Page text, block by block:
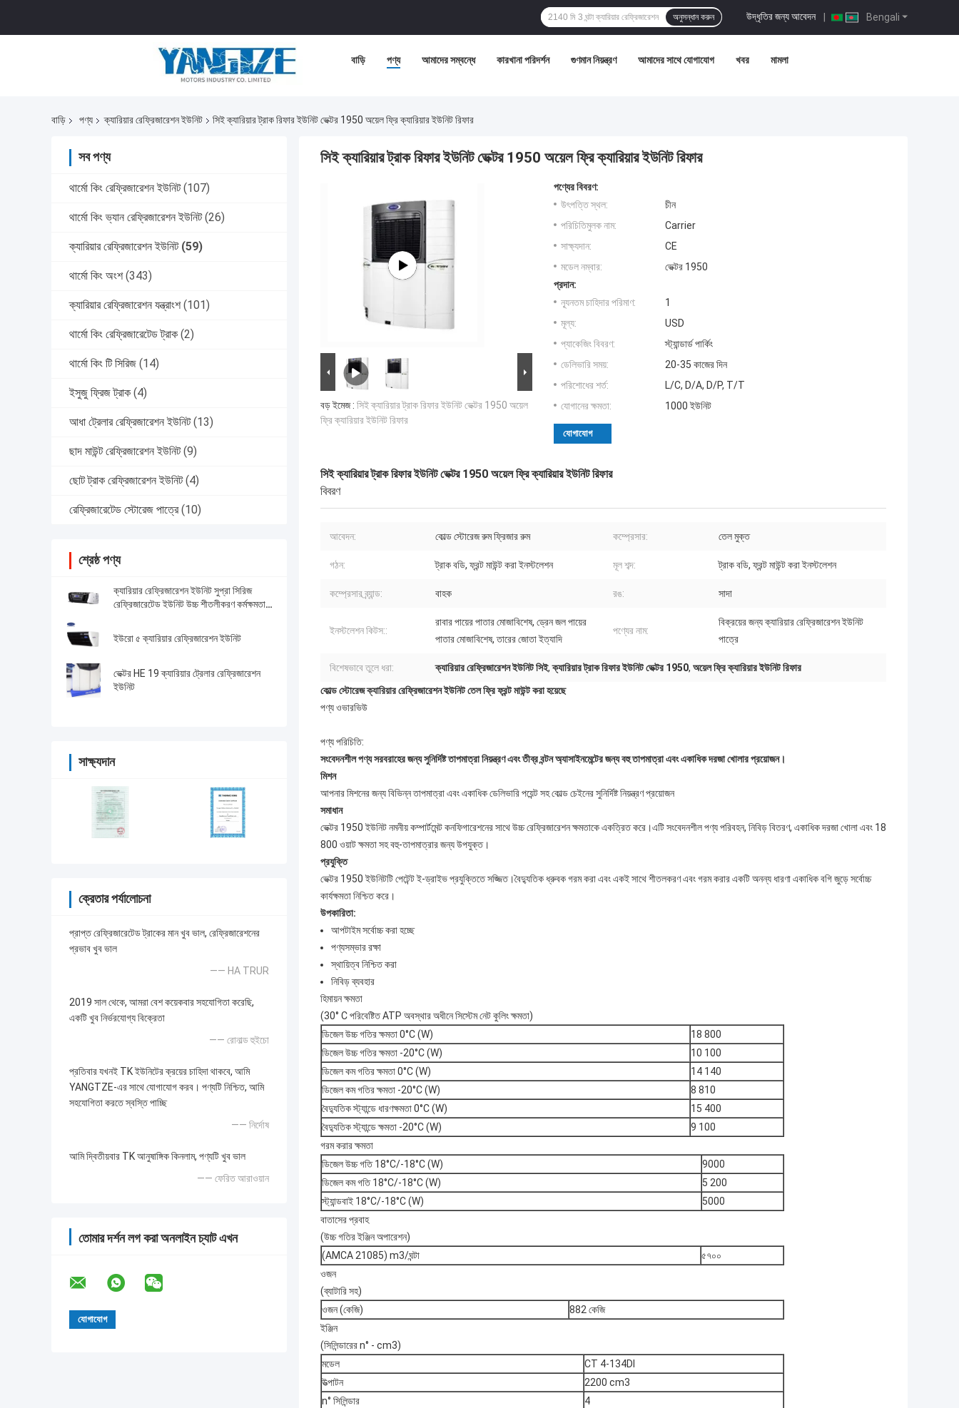
Bengali
উদ্ধৃতির জন্য আবেদন |
অনুসন্ধান করুন
বাড়ি পণ্য আমাদের সম্বন্ধে কারখানা পরিদর্শন গুণমান নিয়ন্ত্রণ আমাদের সাথে যোগাযোগ খবর মামলা
বাড়ি পণ্য ক্যারিয়ার রেফ্রিজারেশন ইউনিট সিই ক্যারিয়ার ট্রাক রিফার ইউনিট ভেক্টর 1950 অয়েল ফ্রি ক্যারিয়ার ইউনিট রিফার
সব পণ্য
থার্মো কিং রেফ্রিজারেশন ইউনিট (107)
থার্মো কিং ভ্যান রেফ্রিজারেশন ইউনিট (26)
ক্যারিয়ার রেফ্রিজারেশন ইউনিট (59)
থার্মো কিং অংশ (343)
ক্যারিয়ার রেফ্রিজারেশন যন্ত্রাংশ (101)
থার্মো কিং রেফ্রিজারেটেড ট্রাক (2)
থার্মো কিং টি সিরিজ (14)
ইসুজু ফ্রিজ ট্রাক (4)
আধা ট্রেলার রেফ্রিজারেশন ইউনিট (13)
ছাদ মাউন্ট রেফ্রিজারেশন ইউনিট (9)
ছোট ট্রাক রেফ্রিজারেশন ইউনিট (4)
রেফ্রিজারেটেড স্টোরেজ পাত্রে (10)
শ্রেষ্ঠ পণ্য
ক্যারিয়ার রেফ্রিজারেশন ইউনিট সুপ্রা সিরিজ
রেফ্রিজারেটেড ইউনিট উচ্চ শীতলীকরণ কর্মক্ষমতা
ইউরো ৫ ক্যারিয়ার রেফ্রিজারেশন ইউনিট
ভেক্টর HE 19 ক্যারিয়ার ট্রেলার রেফ্রিজারেশন
ইউনিট
সাক্ষ্যদান
ক্রেতার পর্যালোচনা
প্রাপ্ত রেফ্রিজারেটেড ট্রাকের মান খুব ভাল, রেফ্রিজারেশনের
প্রভাব খুব ভাল
—— HA TRUR
2019 সাল থেকে, আমরা বেশ কয়েকবার সহযোগিতা করেছি,
একটি খুব নির্ভরযোগ্য বিক্রেতা
—— রোনাল্ড হুইচো
প্রতিবার যখনই TK ইউনিটের ক্রয়ের চাহিদা থাকবে, আমি
YANGTZE-এর সাথে যোগাযোগ করব। পণ্যটি নিশ্চিত, আমি
সহযোগিতা করতে স্বস্তি পাচ্ছি
—— নির্দোষ
আমি দ্বিতীয়বার TK আনুষাঙ্গিক কিনলাম, পণ্যটি খুব ভাল
—— ফেরিত আরাওয়ান
তোমার দর্শন লগ করা অনলাইন চ্যাট এখন
সিই ক্যারিয়ার ট্রাক রিফার ইউনিট ভেক্টর 1950 অয়েল ফ্রি ক্যারিয়ার ইউনিট রিফার
বড় ইমেজ : সিই ক্যারিয়ার ট্রাক রিফার ইউনিট ভেক্টর 1950 অয়েল
ফ্রি ক্যারিয়ার ইউনিট রিফার
পণ্যের বিবরণ:
উৎপত্তি স্থল:
চীন
পরিচিতিমুলক নাম:
Carrier
সাক্ষ্যদান:
CE
মডেল নম্বার:
ভেক্টর 1950
প্রদান:
ন্যূনতম চাহিদার পরিমাণ:
1
মূল্য:
USD
প্যাকেজিং বিবরণ:
স্ট্যান্ডার্ড পার্কিং
ডেলিভারি সময়:
20-35 কাজের দিন
পরিশোধের শর্ত:
L/C, D/A, D/P, T/T
যোগানের ক্ষমতা:
1000 ইউনিট
যোগাযোগ
সিই ক্যারিয়ার ট্রাক রিফার ইউনিট ভেক্টর 1950 অয়েল ফ্রি ক্যারিয়ার ইউনিট রিফার
বিবরণ
আবেদন: কোল্ড স্টোরেজ রুম ফ্রিজার রুম কম্প্রেসার: তেল মুক্ত
গঠন: ট্রাক বডি, ফ্রন্ট মাউন্ট করা ইনস্টলেশন মূল শব্দ: ট্রাক বডি, ফ্রন্ট মাউন্ট করা ইনস্টলেশন
কম্প্রেসার ব্র্যান্ড: বাহক রঙ: সাদা
ইনস্টলেশন কিটস::
রাবার পায়ের পাতার মোজাবিশেষ, ড্রেন জল পায়ের
পাতার মোজাবিশেষ, তারের জোতা ইত্যাদি
পণ্যের নাম:
বিক্রয়ের জন্য ক্যারিয়ার রেফ্রিজারেশন ইউনিট
পাত্রে
বিশেষভাবে তুলে ধরা: ক্যারিয়ার রেফ্রিজারেশন ইউনিট সিই,ক্যারিয়ার ট্রাক রিফার ইউনিট ভেক্টর 1950, অয়েল ফ্রি ক্যারিয়ার ইউনিট রিফার
কোল্ড স্টোরেজ ক্যারিয়ার রেফ্রিজারেশন ইউনিট তেল ফ্রি ফ্রন্ট মাউন্ট করা হয়েছে
পণ্য ওভারভিউ
পণ্য পরিচিতি:
সংবেদনশীল পণ্য সরবরাহের জন্য সুনির্দিষ্ট তাপমাত্রা নিয়ন্ত্রণ এবং তীব্র বন্টন অ্যাসাইনমেন্টের জন্য বহু তাপমাত্রা এবং একাধিক দরজা খোলার প্রয়োজন।
মিশন
আপনার মিশনের জন্য বিভিন্ন তাপমাত্রা এবং একাধিক ডেলিভারি পয়েন্ট সহ কোল্ড চেইনের সুনির্দিষ্ট নিয়ন্ত্রণ প্রয়োজন
সমাধান
ভেক্টর 1950 ইউনিট নমনীয় কম্পার্টমেন্ট কনফিগারেশনের সাথে উচ্চ রেফ্রিজারেশন ক্ষমতাকে একত্রিত করে।এটি সংবেদনশীল পণ্য পরিবহন, নিবিড় বিতরণ, একাধিক দরজা খোলা এবং 18
800 ওয়াট ক্ষমতা সহ বহু-তাপমাত্রার জন্য উপযুক্ত।
প্রযুক্তি
ভেক্টর 1950 ইউনিটটি পেটেন্ট ই-ড্রাইভ প্রযুক্তিতে সজ্জিত।বৈদ্যুতিক ধ্রুবক গরম করা এবং একই সাথে শীতলকরণ এবং গরম করার একটি অনন্য ধারণা একাধিক বগি জুড়ে সর্বোচ্চ
কার্যক্ষমতা নিশ্চিত করে।
উপকারিতা:
আপটাইম সর্বোচ্চ করা হচ্ছে
পণ্যসম্ভার রক্ষা
স্থায়িত্ব নিশ্চিত করা
নিবিড় ব্যবহার
হিমায়ন ক্ষমতা
(30° C পরিবেষ্টিত ATP অবস্থার অধীনে সিস্টেম নেট কুলিং ক্ষমতা)
ডিজেল উচ্চ গতির ক্ষমতা 0°C (W)
18 800
ডিজেল উচ্চ গতির ক্ষমতা -20°C (W)
10 100
ডিজেল কম গতির ক্ষমতা 0°C (W)
14 140
ডিজেল কম গতির ক্ষমতা -20°C (W)
8 810
বৈদ্যুতিক স্ট্যান্ডে ধারণক্ষমতা 0°C (W)
15 400
বৈদ্যুতিক স্ট্যান্ডে ক্ষমতা -20°C (W)
9 100
গরম করার ক্ষমতা
ডিজেল উচ্চ গতি 18°C/-18°C (W)
9000
ডিজেল কম গতি 18°C/-18°C (W)
5 200
স্ট্যান্ডবাই 18°C/-18°C (W)
5000
বাতাসের প্রবাহ
(উচ্চ গতির ইঞ্জিন অপারেশন)
(AMCA 21085) m3/ঘন্টা
৫৭০০
ওজন
(ব্যাটারি সহ)
ওজন (কেজি)
882 কেজি
ইঞ্জিন
(সিলিন্ডারের n° - cm3)
মডেল
CT 4-134DI
উত্পাটন
2200 cm3
n° সিলিন্ডার
4